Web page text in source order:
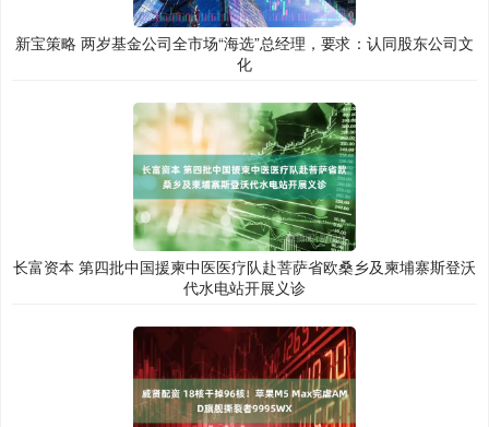
新宝策略 两岁基金公司全市场“海选”总经理，要求：认同股东公司文
化
长富资本 第四批中国援柬中医医疗队赴菩萨省欧桑乡及柬埔寨斯登沃
代水电站开展义诊